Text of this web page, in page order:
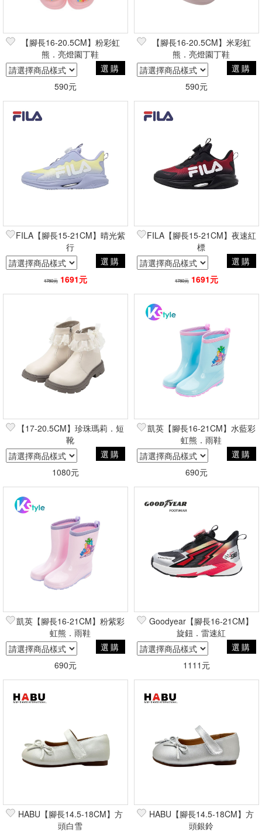
【腳長16-20.5CM】粉彩虹
熊．亮燈園丁鞋
選購
590元
【腳長16-20.5CM】米彩虹
熊．亮燈園丁鞋
選購
590元
FILA【腳長15-21CM】晴光紫
行
選購
1780元 1691元
FILA【腳長15-21CM】夜速紅
標
選購
1780元 1691元
【17-20.5CM】珍珠瑪莉．短
靴
選購
1080元
凱英【腳長16-21CM】水藍彩
虹熊．雨鞋
選購
690元
凱英【腳長16-21CM】粉紫彩
虹熊．雨鞋
選購
690元
Goodyear【腳長16-21CM】
旋鈕．雷速紅
選購
1111元
HABU【腳長14.5-18CM】方
頭白雪
HABU【腳長14.5-18CM】方
頭銀鈴